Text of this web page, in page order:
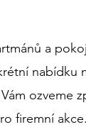
a
nabídku
ozveme
firemní akce.